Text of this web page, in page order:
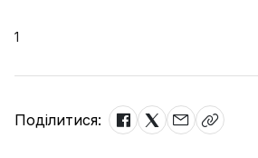
1
Поділитися: